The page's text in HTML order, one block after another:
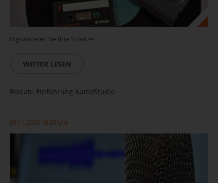
Digitalisieren Sie Ihre Schätze
WEITER LESEN
BibLab: Einführung AudioStudio
03.11.2026 10:00 Uhr